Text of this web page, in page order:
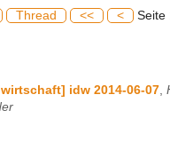
Thread << < Seite
idw 2014-06-07,